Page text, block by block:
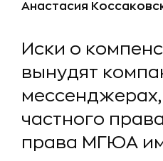
Анастасия
Иски о
вынудят
мессенджерах,
частного
права МГЮА им